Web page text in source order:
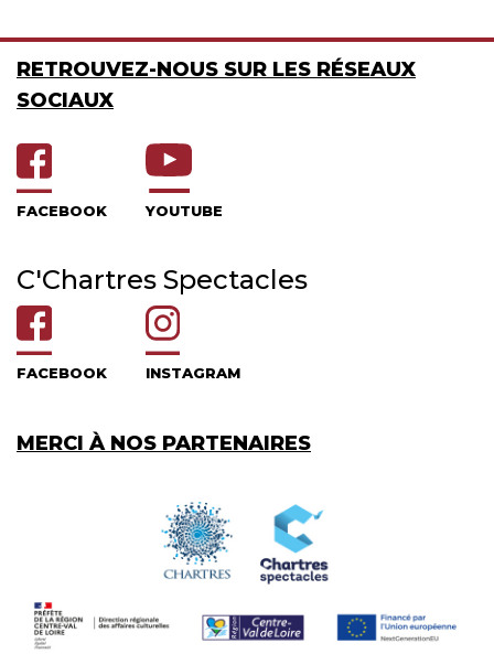
RETROUVEZ-NOUS SUR LES RÉSEAUX
SOCIAUX
FACEBOOK YOUTUBE
C'Chartres Spectacles
FACEBOOK INSTAGRAM
MERCI À NOS PARTENAIRES